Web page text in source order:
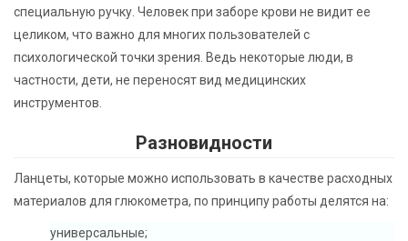
специальную ручку. Человек при заборе крови не видит ее
целиком, что важно для многих пользователей с
психологической точки зрения. Ведь некоторые люди, в
частности, дети, не переносят вид медицинских
инструментов.
Разновидности
Ланцеты, которые можно использовать в качестве расходных
материалов для глюкометра, по принципу работы делятся на:
универсальные;